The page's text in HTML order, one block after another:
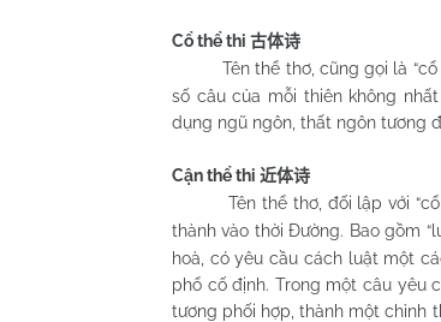
Cổ thể thi 古体诗
Tên thể thơ, cũng gọi là “cổ
số câu của mỗi thiên không
dụng ngũ ngôn, thất ngôn tương
Cận thể thi 近体诗
Tên thể thơ, đối lập với “cổ
thành vào thời Đường. Bao gồm
hoà, có yêu cầu cách luật một
phổ cố định. Trong một câu yêu
tương phối hợp, thành một chỉnh